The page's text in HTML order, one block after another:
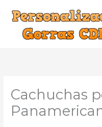
contenido
Cachuchas